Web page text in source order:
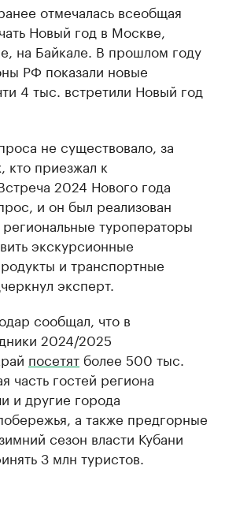
отмечалась всеобщая
Новый год в Москве,
на Байкале. В прошлом году
РФ показали новые
4 тыс. встретили Новый год
не существовало, за
кто приезжал к
2024 Нового года
и он был реализован
туроператоры
экскурсионные
и транспортные
эксперт.
сообщал, что в
2024/2025
посетят более 500 тыс.
часть гостей региона
и другие города
а также предгорные
сезон власти Кубани
3 млн туристов.